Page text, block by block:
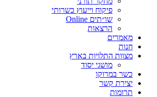
פיקוח וייעוץ כשרותי
שו״תים Online
הרצאות
מאמרים
חנות
מצוות התלויות בארץ
מושגי יסוד
כשר במרוקו
יצירת קשר
תרומות